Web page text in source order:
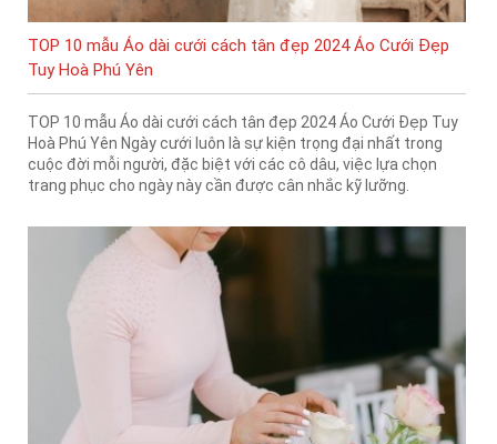
TOP 10 mẫu Áo dài cưới cách tân đẹp 2024 Áo Cưới Đẹp
Tuy Hoà Phú Yên
TOP 10 mẫu Áo dài cưới cách tân đẹp 2024 Áo Cưới Đẹp Tuy
Hoà Phú Yên Ngày cưới luôn là sự kiện trọng đại nhất trong
cuộc đời mỗi người, đặc biệt với các cô dâu, việc lựa chọn
trang phục cho ngày này cần được cân nhắc kỹ lưỡng.